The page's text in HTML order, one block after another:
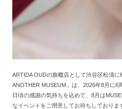
ARTIDA OUDの旗艦店として渋谷区松濤
ANOTHER MUSEUM」は、2026年8月に6
日頃の感謝の気持ちを込めて、8月は
なイベントをご用意してお待ちしておりま